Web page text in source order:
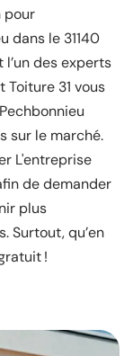
pour
dans le 31140
des experts
Toiture 31 vous
sur le marché.
L'entreprise
de demander
plus
Surtout, qu’en
!